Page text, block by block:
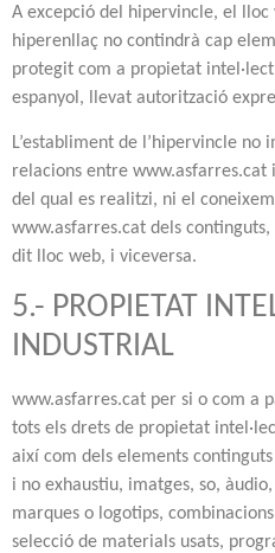
A excepció del hipervincle, el lloc
hiperenllaç no contindrà cap
protegit com a propietat
espanyol, llevat autorització
L’establiment de l’hipervincle no
relacions entre
del qual es realitzi, ni el
www.asfarres.cat dels
dit lloc web, i viceversa.
5.- PROPIETAT
INDUSTRIAL
www.asfarres.cat per si o com a
tots els drets de propietat
així com dels elements
i no exhaustiu, imatges, so,
marques o logotips,
selecció de materials usats,